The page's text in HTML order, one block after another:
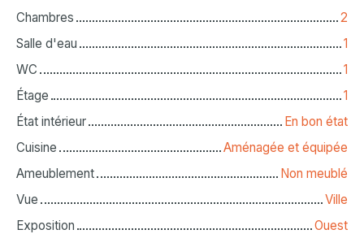
Chambres
2
Salle d'eau
1
WC
1
Étage
1
État intérieur
En bon état
Cuisine
Aménagée et équipée
Ameublement
Non meublé
Vue
Ville
Exposition
Ouest